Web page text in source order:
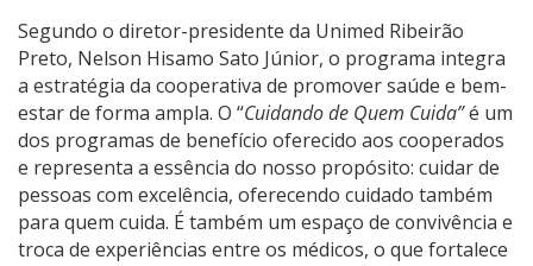
Segundo o diretor-presidente da Unimed Ribeirão
Preto, Nelson Hisamo Sato Júnior, o programa integra
a estratégia da cooperativa de promover saúde e bem-
estar de forma ampla. O “Cuidando de Quem Cuida”é um
dos programas de benefício oferecido aos cooperados
e representa a essência do nosso propósito: cuidar de
pessoas com excelência, oferecendo cuidado também
para quem cuida. É também um espaço de convivência e
troca de experiências entre os médicos, o que fortalece